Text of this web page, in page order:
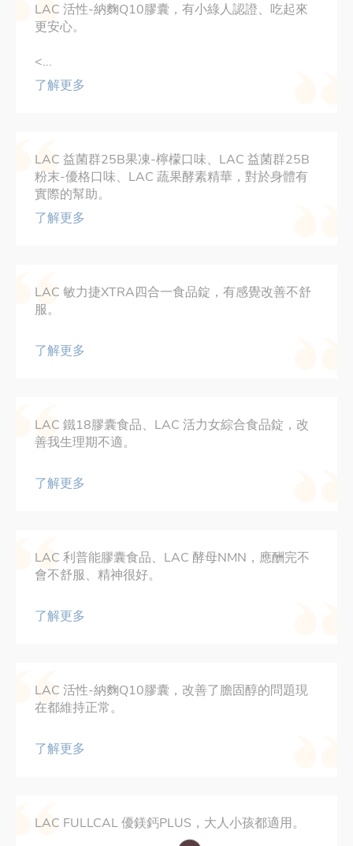
LAC 活性-納麴Q10膠囊，有小綠人認證、吃起來
更安心。
<...
了解更多
LAC 益菌群25B果凍-檸檬口味、LAC 益菌群25B
粉末-優格口味、LAC 蔬果酵素精華，對於身體有
實際的幫助。
了解更多
LAC 敏力捷XTRA四合一食品錠，有感覺改善不舒
服。
了解更多
LAC 鐵18膠囊食品、LAC 活力女綜合食品錠，改
善我生理期不適。
了解更多
LAC 利普能膠囊食品、LAC 酵母NMN，應酬完不
會不舒服、精神很好。
了解更多
LAC 活性-納麴Q10膠囊，改善了膽固醇的問題現
在都維持正常。
了解更多
LAC FULLCAL 優鎂鈣PLUS，大人小孩都適用。